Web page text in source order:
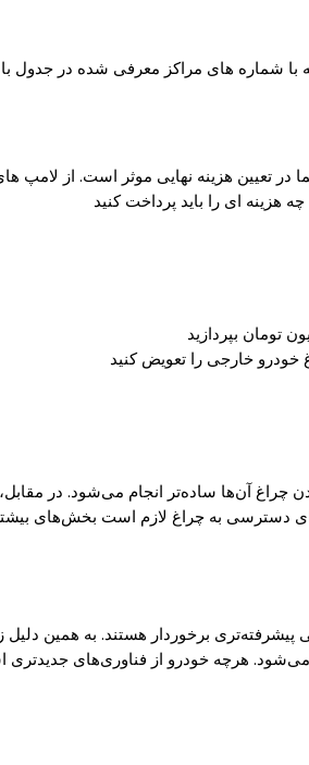
از قیمت تعویض چراغ خودرو در شیراز در سال 1405 این است
در تعیین هزینه نهایی موثر است. از
ای را باید پرداخت کنید
چراغ آن‌ها ساده‌تر انجام می‌شود. در
دسترسی به چراغ لازم است بخش‌های
برخوردار هستند. به همین
هرچه خودرو از فناوری‌های